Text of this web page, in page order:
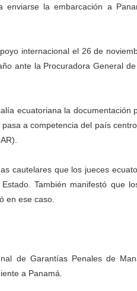
la embarcación a
internacional el 26 de
ante la Procuradora General
ecuatoriana la documentación
a competencia del país
cautelares que los jueces
También manifestó que
en ese caso.
de Garantías Penales de
a Panamá.